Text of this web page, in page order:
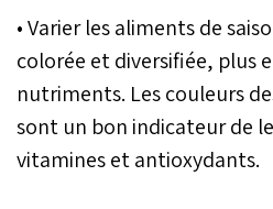
• Varier les aliments de
colorée et diversifiée, plus
nutriments. Les couleurs
sont un bon indicateur de
vitamines et antioxydants.